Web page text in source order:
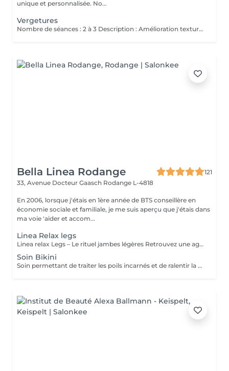
unique et personnalisée. No...
Vergetures
Nombre de séances : 2 à 3 Description : Amélioration texture vergetures blanches matures. Stimulation collagène. Après : Rougeur 5-7 jours. Hydratation intensive. Contre-indications Grossesse / allaitement Diabète non contrôlé Pacemaker Tendance chéloïde Isotrétinoïne récente Infection oculaire active Phototype élevé à risque PIH Avant Pas de soleil 3 semaines Pas de peeling / laser récent Pas d'injection récente Arriver sans maquillage Après dème 25 jours Croûtes 510 jours SPF 50 pendant 30 jours Pas de maquillage 7 jours Pas de sport intense 57 jours
Bella Linea Rodange
121
33, Avenue Docteur Gaasch Rodange L-4818
En 2006, lorsque j'étais en 1ère année de BTS conseillère en
économie sociale et familiale, je me suis aperçu que j'étais dans
ma voie 'aider et accom...
Linea Relax legs
Linea relax Legs – Le rituel jambes légères Retrouvez une agréable sensation de légèreté grâce à notre soin Linea Legs. Ce rituel associe l'application de bandages imprégnés d'actifs rafraîchissants à une séance de pressothérapie. Cette combinaison favorise la circulation, stimule le drainage et aide à diminuer la sensation de jambes lourdes. Idéal en période de chaleur, après une journée debout ou en complément d'une cure minceur, Linea Legs procure un effet fraîcheur immédiat, réduit les sensations de fatigue et laisse vos jambes plus légères, reposées et confortables.
Soin Bikini
Soin permettant de traiter les poils incarnés et de ralentir la pousse du poils. Nous procédons à un gommage, suivi de votre épilations habituelle, extractions des poils incarnés, masque et crème fin de soin.